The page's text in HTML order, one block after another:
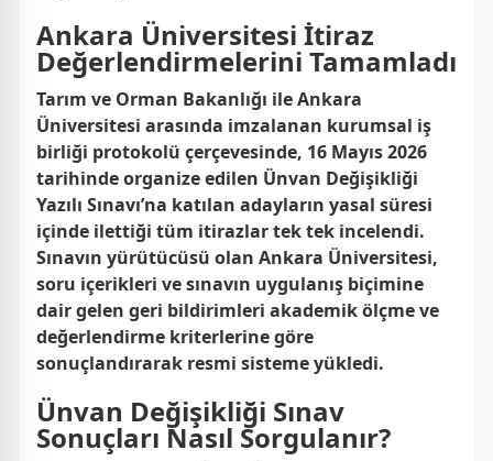
Ankara Üniversitesi İtiraz
Değerlendirmelerini Tamamladı
Tarım ve Orman Bakanlığı ile Ankara
Üniversitesi arasında imzalanan kurumsal iş
birliği protokolü çerçevesinde, 16 Mayıs 2026
tarihinde organize edilen Ünvan Değişikliği
Yazılı Sınavı’na katılan adayların yasal süresi
içinde ilettiği tüm itirazlar tek tek incelendi.
Sınavın yürütücüsü olan Ankara Üniversitesi,
soru içerikleri ve sınavın uygulanış biçimine
dair gelen geri bildirimleri akademik ölçme ve
değerlendirme kriterlerine göre
sonuçlandırarak resmi sisteme yükledi.
Ünvan Değişikliği Sınav
Sonuçları Nasıl Sorgulanır?